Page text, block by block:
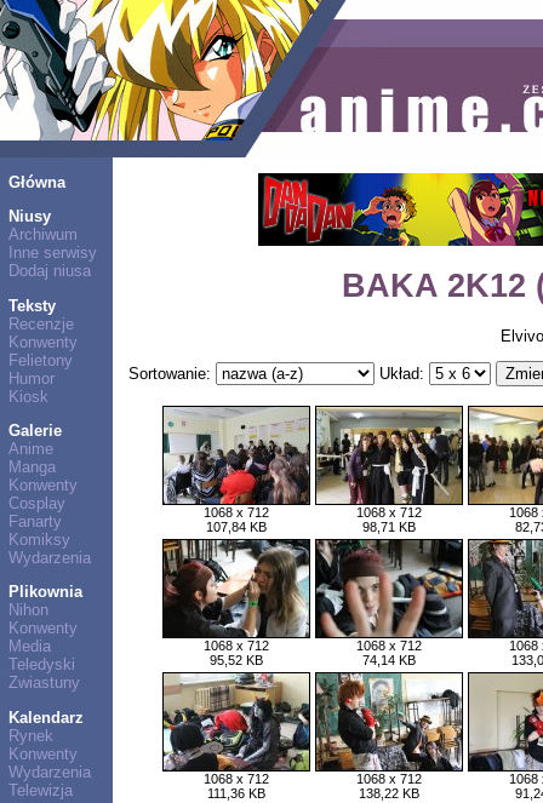
Główna
Niusy
Archiwum
Inne serwisy
Dodaj niusa
Teksty
Recenzje
Konwenty
Felietony
Humor
Kiosk
Galerie
Anime
Manga
Konwenty
Cosplay
Fanarty
Komiksy
Wydarzenia
Plikownia
Nihon
Konwenty
Media
Teledyski
Zwiastuny
Kalendarz
Rynek
Konwenty
Wydarzenia
Telewizja
BAKA 2K12
Sortowanie: Układ:
1068 x 712
107,84 KB
1068 x 712
98,71 KB
1068
1068 x 712
95,52 KB
1068 x 712
74,14 KB
1068
1068 x 712
111,36 KB
1068 x 712
138,22 KB
1068